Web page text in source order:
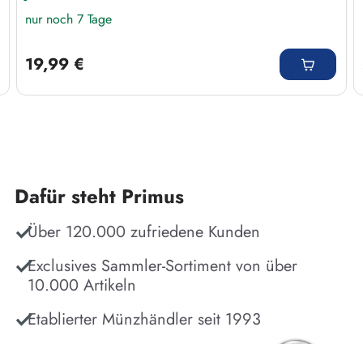
nur noch 7 Tage
19,99 €
Dafür steht Primus
Über 120.000 zufriedene Kunden
Exclusives Sammler-Sortiment von über
10.000 Artikeln
Etablierter Münzhändler seit 1993